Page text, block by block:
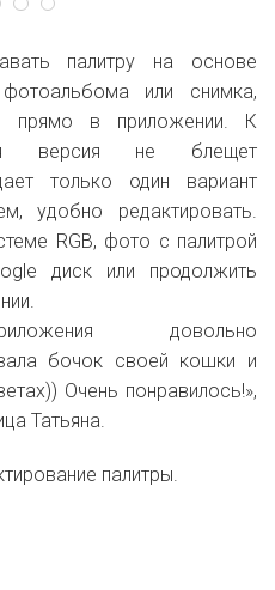
палитру на основе
или снимка,
прямо в приложении. К
версия не блещет
только один вариант
удобно редактировать.
RGB, фото с палитрой
диск или продолжить
довольно
бочок своей кошки и
Очень понравилось!»,
Татьяна.
палитры.